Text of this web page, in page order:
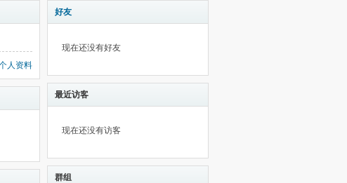
人资料
好友
现在还没有好友
最近访客
现在还没有访客
群组